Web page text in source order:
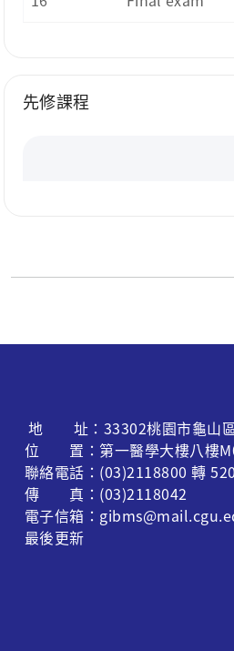
先修課程
地 址：33302桃園市龜山區
位 置：第一醫學大樓八樓
聯絡電話：(03)2118800 轉
傳 真：(03)2118042
電子信箱：
最後更新